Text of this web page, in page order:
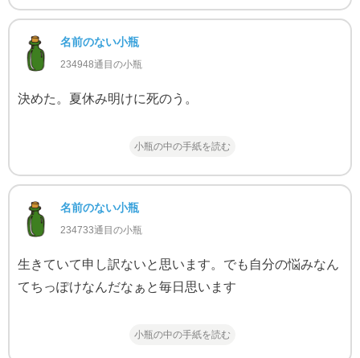
名前のない小瓶
234948通目の小瓶
決めた。夏休み明けに死のう。
小瓶の中の手紙を読む
名前のない小瓶
234733通目の小瓶
生きていて申し訳ないと思います。でも自分の悩みなん
てちっぽけなんだなぁと毎日思います
小瓶の中の手紙を読む